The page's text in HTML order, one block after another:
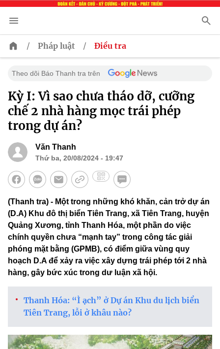
/ Pháp luật / Điều tra
Theo dõi Báo Thanh tra trên
Kỳ I: Vì sao chưa tháo dỡ, cưỡng
chế 2 nhà hàng mọc trái phép
trong dự án?
Văn Thanh
Thứ ba, 20/08/2024 - 19:47
(Thanh tra) - Một trong những khó khăn, cản trở dự án
(D.A) Khu đô thị biển Tiên Trang, xã Tiên Trang, huyện
Quảng Xương, tỉnh Thanh Hóa, một phần do việc
chính quyền chưa “mạnh tay” trong công tác giải
phóng mặt bằng (GPMB), có điểm giữa vùng quy
hoạch D.A để xảy ra việc xây dựng trái phép tới 2 nhà
hàng, gây bức xúc trong dư luận xã hội.
Thanh Hóa: “Ì ạch” ở Dự án Khu du lịch biển
Tiên Trang, lỗi ở khâu nào?